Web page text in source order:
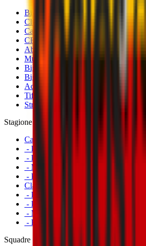
Biglietti Partite Maschile
Club 1899 Premium Hospitality
Cambio Nominativo
CRN Card
Abbonamenti
Museo Mondo Milan
Biglietti Partite Femminile
Biglietti Partite Milan Futuro
Accrediti
Tifosi con disabilità
Striscioni
Stagione
Calendario
- Prima Squadra Maschile
- Prima Squadra Femminile
- Milan Futuro
- Primavera
Classifiche
- Prima Squadra Maschile
- Prima Squadra Femminile
- Milan Futuro
- Primavera
Squadre